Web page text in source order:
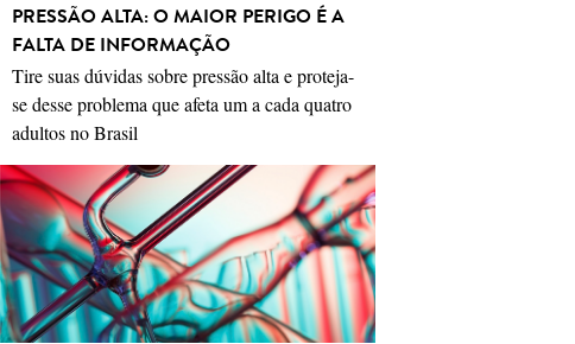
PRESSÃO ALTA: O MAIOR PERIGO É A
FALTA DE INFORMAÇÃO
Tire suas dúvidas sobre pressão alta e proteja-
se desse problema que afeta um a cada quatro
adultos no Brasil